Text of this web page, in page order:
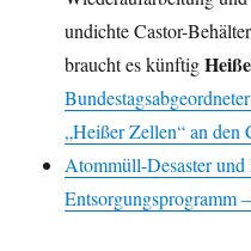
undichte Castor-
braucht es künftig
„Heißer Zellen“ an den
Atommüll-Desaster und
Entsorgungsprogramm